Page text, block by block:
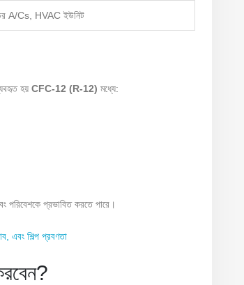
A/Cs, HVAC ইউনিট
হয় CFC-12 (R-12) মধ্যে:
পরিবেশকে প্রভাবিত করতে পারে।
এবং শিল্প প্রবণতা